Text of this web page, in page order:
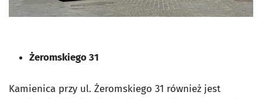
Żeromskiego 31
Kamienica przy ul. Żeromskiego 31 również jest